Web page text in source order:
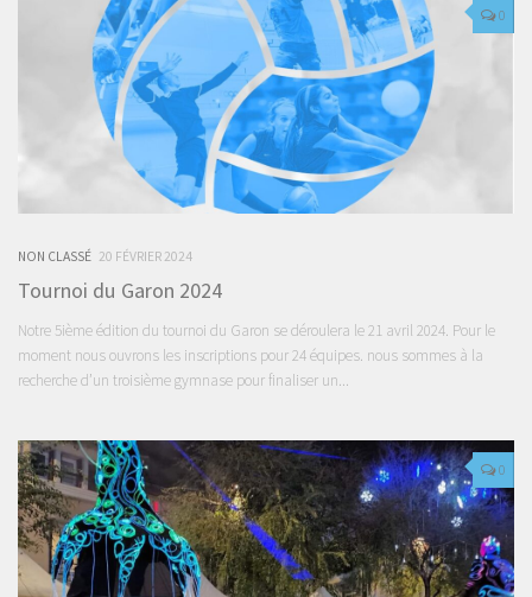
0
NON CLASSÉ 20 FÉVRIER 2024
Tournoi du Garon 2024
Notre 5ième édition du tournoi du Garon se déroulera le 21 avril 2024. Pour le
moment nous ouvrons les inscriptions pour 24 équipes. nous sommes à la
recherche d’un troisième gymnase pour finaliser un...
0